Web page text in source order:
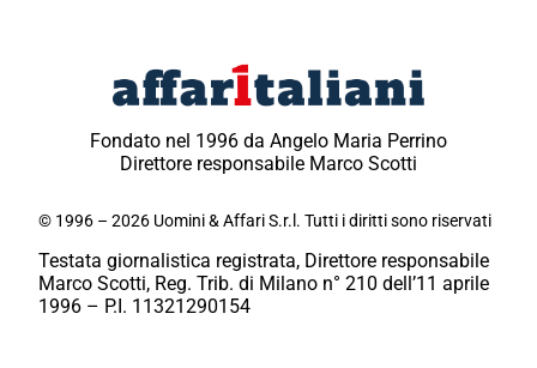
Fondato nel 1996 da Angelo Maria Perrino
Direttore responsabile Marco Scotti
© 1996 – 2026 Uomini & Affari S.r.l. Tutti i diritti sono riservati
Testata giornalistica registrata, Direttore responsabile
Marco Scotti, Reg. Trib. di Milano n° 210 dell’11 aprile
1996 – P.I. 11321290154